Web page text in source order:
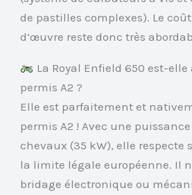
de pastilles complexes). Le
d’œuvre reste donc très
La Royal Enfield 650 est-
permis A2 ?
Elle est parfaitement et
permis A2 ! Avec une
chevaux (35 kW), elle respecte
la limite légale européenne. Il
bridage électronique ou